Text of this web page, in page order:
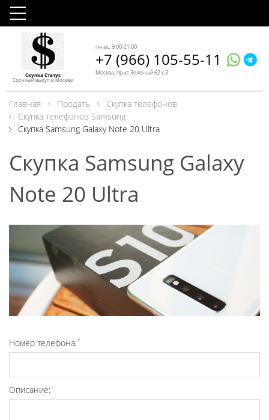
Скупка Статус
Срочный выкуп в Москве
пн-вс, 9:00-21:00
+7 (966) 105-55-11
Москва, пр-кт Зеленый 62 к.3
Главная Продать
Скупка телефонов
Скупка телефонов Samsung
Скупка Samsung Galaxy Note 20 Ultra
Скупка Samsung Galaxy
Note 20 Ultra
Номер телефона:*
Описание: